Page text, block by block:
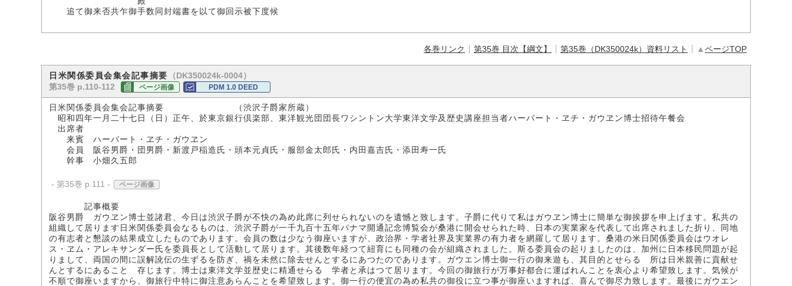
追て御来否共乍御手数同封端書を以て御回示被下度候
各巻リンク 第35巻 目次【綱文】 第35巻（DK350024k）資料リスト ▲ページTOP
日米関係委員会集会記事摘要
（DK350024k-0004）
第35巻 p.110-112
ページ画像 PDM 1.0 DEED
日米関係委員会集会記事摘要 （渋沢子爵家所蔵）
昭和四年一月二十七日（日）正午、於東京銀行倶楽部、東洋観光団団長ワシントン大学東洋文学及歴史講座担当者ハーバート・ヱチ・ガウヱン博士招待午餐会
出席者
来賓 ハーバート・ヱチ・ガウヱン
会員 阪谷男爵・団男爵・新渡戸稲造氏・頭本元貞氏・服部金太郎氏・内田嘉吉氏・添田寿一氏
幹事 小畑久五郎
- 第35巻 p.111 - ページ画像
記事概要
阪谷男爵 ガウヱン博士並諸君、今日は渋沢子爵が不快の為め此席に列せられないのを遺憾と致します。子爵に代りて私はガウヱン博士に簡単な御挨拶を申上げます。私共の
組織して居ります日米関係委員会なるものは、渋沢子爵が一千九百十五年パナマ開通記念博覧会が桑港に開会せられた時、日本の実業家を代表して出席されました折り、同地
の有志者と懇談の結果成立したものであります。会員の数は少なう御座いますが、政治界・学者社界及実業界の有力者を網羅して居ります。桑港の米日関係委員会はウオレ
ス・ヱム・アレキサンダー氏を委員長として活動して居ります。其後数年経つて紐育にも同種の会が組織されました。斯る委員会の起りましたのは、加州に日本移民問題が起
りまして、両国の間に誤解訛伝の生ずるを防ぎ、禍を未然に除去せんとするにあつたのであります。ガウエン博士御一行の御来遊も、其目的とせらるゝ所は日米親善に貢献せ
んとするにあることゝ存じます。博士は東洋文学並歴史に精通せらるゝ学者と承はつて居ります。今回の御旅行が万事好都合に運ばれんことを衷心より希望致します。気候が
不順で御座いますから、御旅行中特に御注意あらんことを希望致します。御一行の便宜の為め私共の御役に立つ事が御座いますれば、喜んで御尽力致します。最後にガウエン